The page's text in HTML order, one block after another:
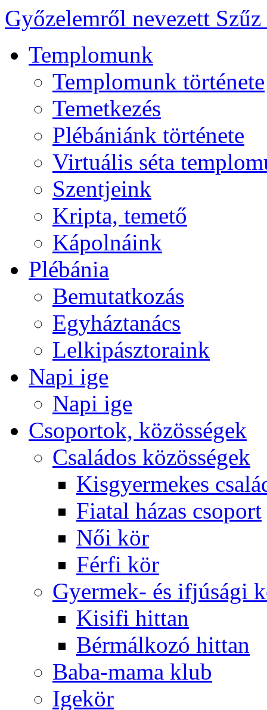
Győzelemről nevezett
Templomunk
Templomunk története
Temetkezés
Plébániánk története
Virtuális séta
Szentjeink
Kripta, temető
Kápolnáink
Plébánia
Bemutatkozás
Egyháztanács
Lelkipásztoraink
Napi ige
Napi ige
Csoportok, közösségek
Családos közösségek
Kisgyermekes
Fiatal házas csoport
Női kör
Férfi kör
Gyermek- és ifjúsági
Kisifi hittan
Bérmálkozó hittan
Baba-mama klub
Igekör